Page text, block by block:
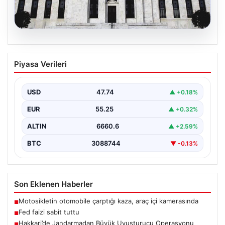
08.08.2026
Fed faizi sabit tuttu
Piyasa Verileri
USD 47.74 ▲ +0.18%
EUR 55.25 ▲ +0.32%
ALTIN 6660.6 ▲ +2.59%
BTC 3088744 ▼ -0.13%
Son Eklenen Haberler
■Motosikletin otomobile çarptığı kaza, araç içi kamerasında
■Fed faizi sabit tuttu
Hakkari’de Jandarmadan Büyük Uyuşturucu Operasyonu